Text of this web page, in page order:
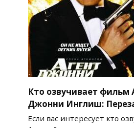
Кто озвучивает фильм
Джонни Инглиш:
Если вас интересует кто